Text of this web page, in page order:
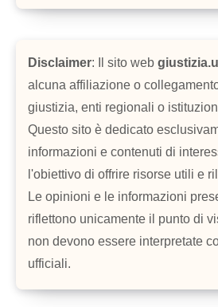
Disclaimer: Il sito web
alcuna affiliazione o
giustizia, enti regionali o
Questo sito è dedicato
informazioni e contenuti di
l'obiettivo di offrire risorse utili e
Le opinioni e le informazioni
riflettono unicamente il punto di
non devono essere interpretate
ufficiali.